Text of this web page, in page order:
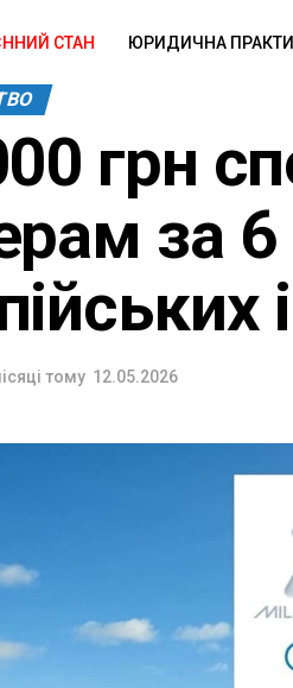
СТАН ЮРИДИЧНА
грн
за
тому 12.05.2026